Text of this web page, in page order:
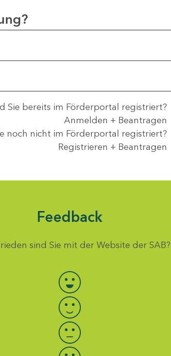
Sie bereits im Förderportal registriert?
Anmelden + Beantragen
noch nicht im Förderportal registriert?
Registrieren + Beantragen
Feedback
sind Sie mit der Website der SAB?
Bewertung auswählen